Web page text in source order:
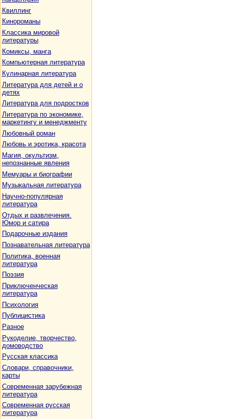
Квиллинг
Кинороманы
Классика мировой
литературы
Комиксы, манга
Компьютерная литература
Кулинарная литература
Литература для детей и о
детях
Литература для подростков
Литература по экономике,
маркетингу и менеджменту
Любовный роман
Любовь и эротика, красота
Магия, окультизм,
непознанные явления
Мемуары и биографии
Музыкальная литература
Научно-популярная
литература
Отдых и развлечения.
Юмор и сатира
Подарочные издания
Познавательная литература
Политика, военная
литература
Поэзия
Приключенческая
литература
Психология
Публицистика
Разное
Рукоделие, творчество,
домоводство
Русская классика
Словари, справочники,
карты
Современная зарубежная
литература
Современная русская
литература